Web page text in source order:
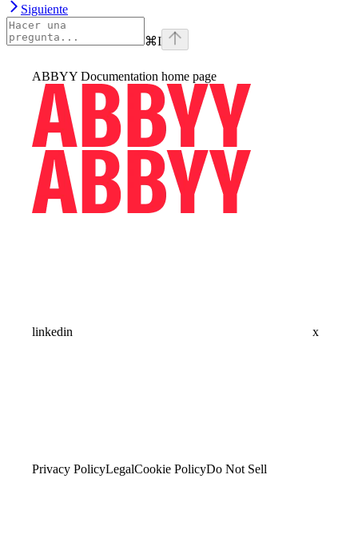
Siguiente
⌘I
ABBYY Documentation home page
linkedin x
Privacy PolicyLegalCookie PolicyDo Not Sell